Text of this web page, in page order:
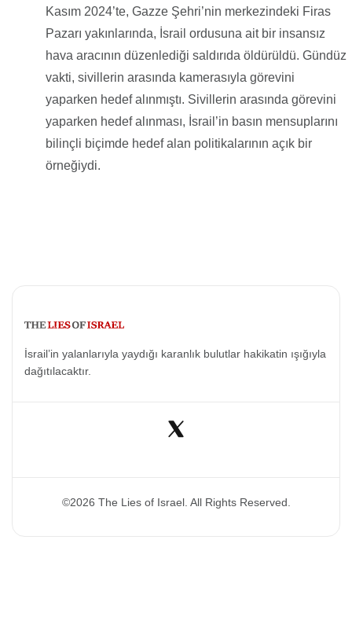
Kasım 2024’te, Gazze Şehri’nin merkezindeki Firas
Pazarı yakınlarında, İsrail ordusuna ait bir insansız
hava aracının düzenlediği saldırıda öldürüldü. Gündüz
vakti, sivillerin arasında kamerasıyla görevini
yaparken hedef alınmıştı. Sivillerin arasında görevini
yaparken hedef alınması, İsrail’in basın mensuplarını
bilinçli biçimde hedef alan politikalarının açık bir
örneğiydi.
İsrail’in yalanlarıyla yaydığı karanlık bulutlar hakikatin ışığıyla
dağıtılacaktır.
©2026 The Lies of Israel. All Rights Reserved.